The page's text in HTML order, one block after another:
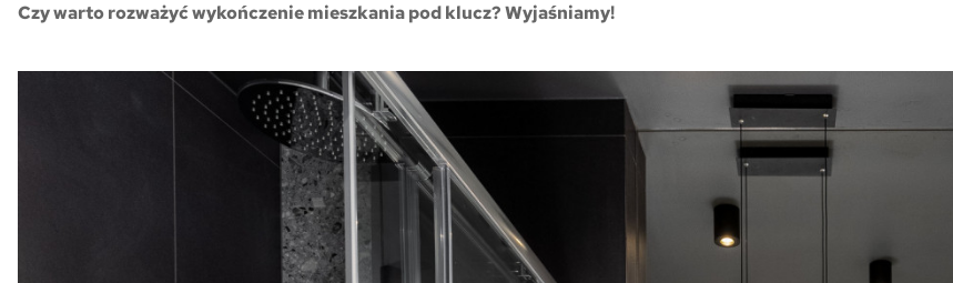
Trójmiasto / Reda
Gdańsk
Reda
Kowale
Wrocław
Mapa inwestycji
Warszawa
Czy warto rozważyć wykończenie mieszkania pod klucz? Wyjaśniamy!